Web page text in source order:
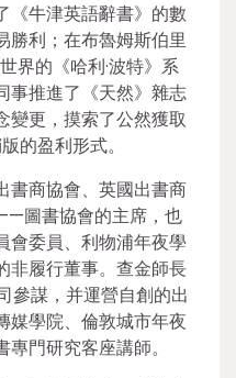
《牛津英語辭書》的數
勝利；在布魯姆斯伯里
界的《哈利·波特》系
事推進了《天然》雜志
變更，摸索了公然獲取
的盈利形式。
書商協會、英國出書商
圖書協會的主席，也
會委員、利物浦年夜學
非履行董事。查金師長
參謀，并運營自創的出
媒學院、倫敦城市年夜
門研究客座講師。